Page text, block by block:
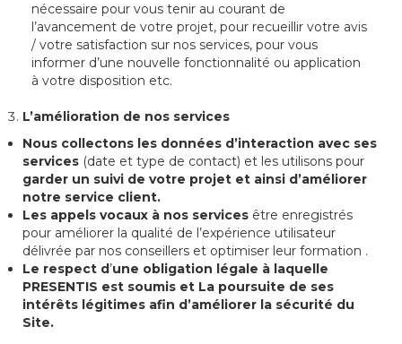
nécessaire pour vous tenir au courant de
l’avancement de votre projet, pour recueillir votre avis
/ votre satisfaction sur nos services, pour vous
informer d’une nouvelle fonctionnalité ou application
à votre disposition etc.
L’amélioration de nos services
Nous collectons les données d’interaction avec ses
services (date et type de contact) et les utilisons pour
garder un suivi de votre projet et ainsi d’améliorer
notre service client.
Les appels vocaux à nos services être enregistrés
pour améliorer la qualité de l’expérience utilisateur
délivrée par nos conseillers et optimiser leur formation .
Le respect d’une obligation légale à laquelle
PRESENTIS est soumis et La poursuite de ses
intérêts légitimes afin d’améliorer la sécurité du
Site.